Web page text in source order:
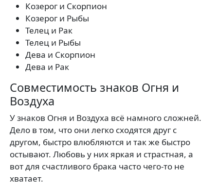
Козерог и Скорпион
Козерог и Рыбы
Телец и Рак
Телец и Рыбы
Дева и Скорпион
Дева и Рак
Совместимость знаков Огня и
Воздуха
У знаков Огня и Воздуха всё намного сложней.
Дело в том, что они легко сходятся друг с
другом, быстро влюбляются и так же быстро
остывают. Любовь у них яркая и страстная, а
вот для счастливого брака часто чего-то не
хватает.